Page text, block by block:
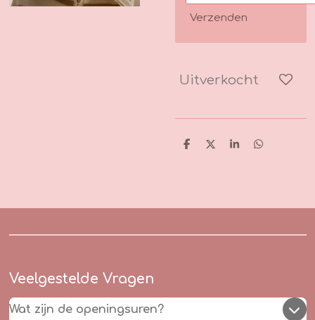
Verzenden
Uitverkocht
D
D
S
D
Veelgestelde Vragen
Wat zijn de openingsuren?